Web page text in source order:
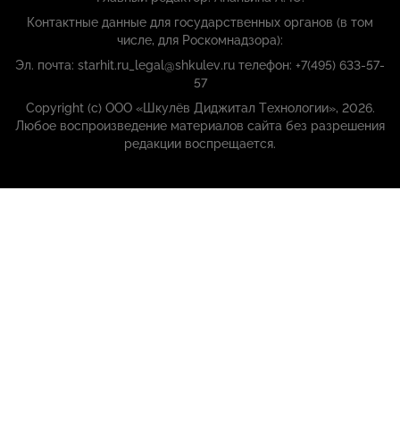
Контактные данные для государственных органов (в том
числе, для Роскомнадзора):
Эл. почта: starhit.ru_legal@shkulev.ru телефон: +7(495) 633-57-
57
Copyright (с) ООО «Шкулёв Диджитал Технологии», 2026.
Любое воспроизведение материалов сайта без разрешения
редакции воспрещается.